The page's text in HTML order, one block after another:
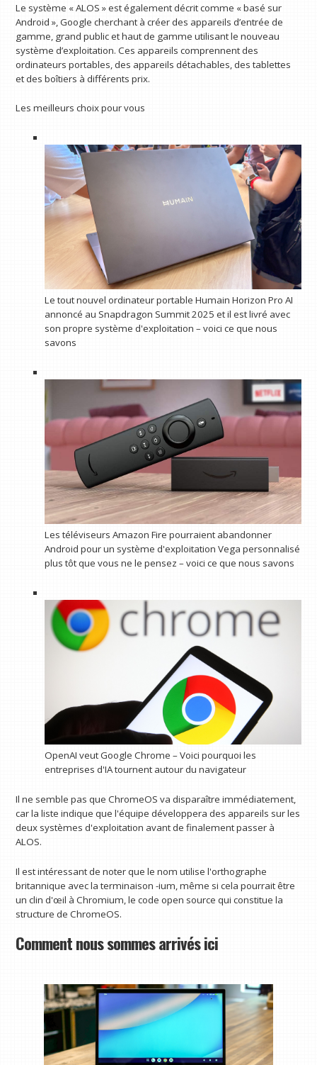
Le système « ALOS » est également décrit comme « basé sur
Android », Google cherchant à créer des appareils d’entrée de
gamme, grand public et haut de gamme utilisant le nouveau
système d’exploitation. Ces appareils comprennent des
ordinateurs portables, des appareils détachables, des tablettes
et des boîtiers à différents prix.
Les meilleurs choix pour vous
Le tout nouvel ordinateur portable Humain Horizon Pro AI
annoncé au Snapdragon Summit 2025 et il est livré avec
son propre système d'exploitation – voici ce que nous
savons
Les téléviseurs Amazon Fire pourraient abandonner
Android pour un système d'exploitation Vega personnalisé
plus tôt que vous ne le pensez – voici ce que nous savons
OpenAI veut Google Chrome – Voici pourquoi les
entreprises d'IA tournent autour du navigateur
Il ne semble pas que ChromeOS va disparaître immédiatement,
car la liste indique que l'équipe développera des appareils sur les
deux systèmes d'exploitation avant de finalement passer à
ALOS.
Il est intéressant de noter que le nom utilise l'orthographe
britannique avec la terminaison -ium, même si cela pourrait être
un clin d'œil à Chromium, le code open source qui constitue la
structure de ChromeOS.
Comment nous sommes arrivés ici